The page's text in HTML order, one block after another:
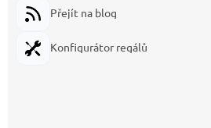
Přejít na blog
Konfigurátor regálů